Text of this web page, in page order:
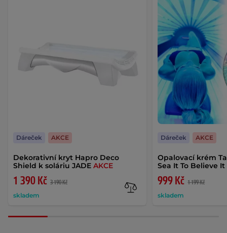
Dekorativní kryt Hapro Deco
Shield k soláriu JADE AKCE
1 390 Kč 3 190 Kč
skladem
Dáreček AKCE
Opalovací krém
Sea It To Believe
999 Kč 1 199 Kč
skladem
Dáreček AKCE